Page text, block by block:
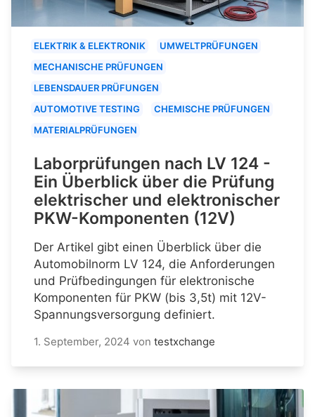
ELEKTRIK & ELEKTRONIK
UMWELTPRÜFUNGEN
MECHANISCHE PRÜFUNGEN
LEBENSDAUER PRÜFUNGEN
AUTOMOTIVE TESTING
CHEMISCHE PRÜFUNGEN
MATERIALPRÜFUNGEN
Laborprüfungen nach LV 124 -
Ein Überblick über die Prüfung
elektrischer und elektronischer
PKW-Komponenten (12V)
Der Artikel gibt einen Überblick über die
Automobilnorm LV 124, die Anforderungen
und Prüfbedingungen für elektronische
Komponenten für PKW (bis 3,5t) mit 12V-
Spannungsversorgung definiert.
1. September, 2024 von testxchange